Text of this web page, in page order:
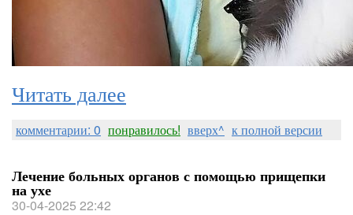
Читать далее
комментарии: 0 понравилось! вверх^ к полной версии
Лечение больных органов с помощью прищепки
на ухе
30-04-2025 22:42